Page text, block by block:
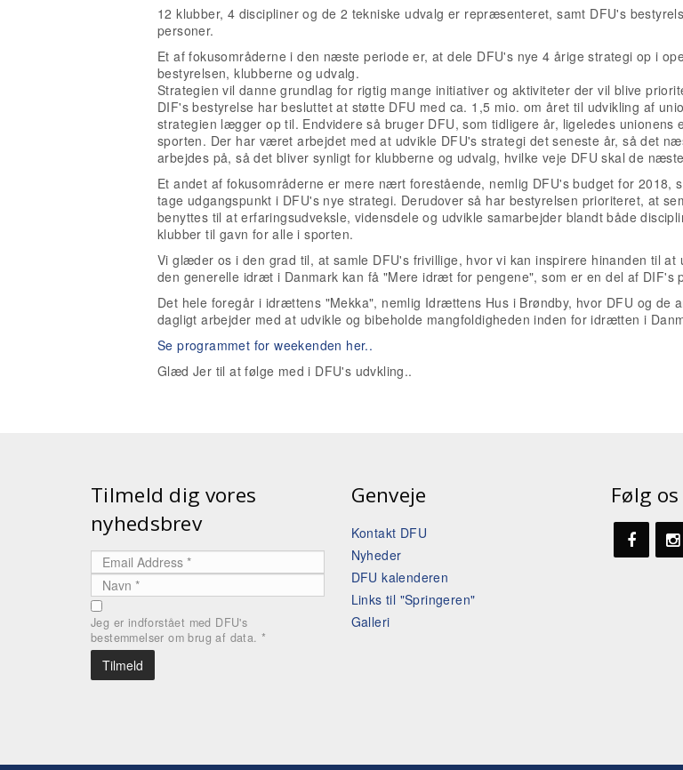
12 klubber, 4 discipliner og de 2 tekniske udvalg er repræsenteret, samt DFU's
personer.
Et af fokusområderne i den næste periode er, at dele DFU's nye 4 årige strategi op i
bestyrelsen, klubberne og udvalg.
Strategien vil danne grundlag for rigtig mange initiativer og aktiviteter der vil blive
DIF's bestyrelse har besluttet at støtte DFU med ca. 1,5 mio. om året til udvikling af
strategien lægger op til. Endvidere så bruger DFU, som tidligere år, ligeledes unionens
sporten. Der har været arbejdet med at udvikle DFU's strategi det seneste år, så det
arbejdes på, så det bliver synligt for klubberne og udvalg, hvilke veje DFU skal de
Et andet af fokusområderne er mere nært forestående, nemlig DFU's budget for 2018,
tage udgangspunkt i DFU's nye strategi. Derudover så har bestyrelsen prioriteret, at
benyttes til at erfaringsudveksle, vidensdele og udvikle samarbejder blandt både
klubber til gavn for alle i sporten.
Vi glæder os i den grad til, at samle DFU's frivillige, hvor vi kan inspirere hinanden til at
den generelle idræt i Danmark kan få "Mere idræt for pengene", som er en del af DIF's
Det hele foregår i idrættens "Mekka", nemlig Idrættens Hus i Brøndby, hvor DFU og de
dagligt arbejder med at udvikle og bibeholde mangfoldigheden inden for idrætten i
Se programmet for weekenden her..
Glæd Jer til at følge med i DFU's udvkling..
Tilmeld dig vores
nyhedsbrev
Jeg er indforstået med DFU's
bestemmelser om brug af data. *
Genveje
Kontakt DFU
Nyheder
DFU kalenderen
Links til "Springeren"
Galleri
Følg